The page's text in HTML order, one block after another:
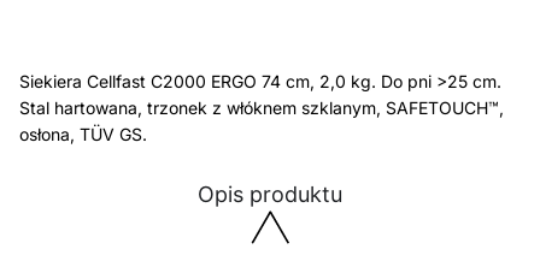
Siekiera Cellfast C2000 ERGO 74 cm, 2,0 kg. Do pni >25 cm.
Stal hartowana, trzonek z włóknem szklanym, SAFETOUCH™,
osłona, TÜV GS.
Opis produktu